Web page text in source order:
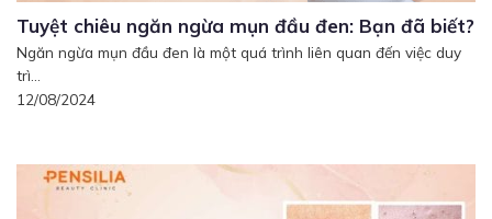
Tuyệt chiêu ngăn ngừa mụn đầu đen: Bạn đã biết?
Ngăn ngừa mụn đầu đen là một quá trình liên quan đến việc duy
trì...
12/08/2024